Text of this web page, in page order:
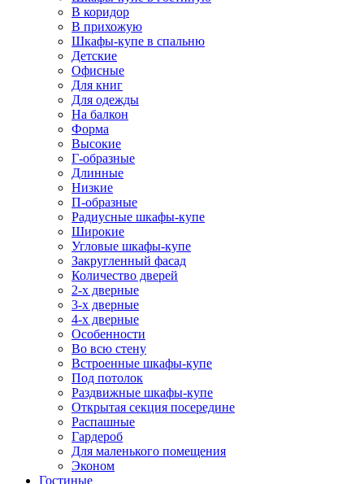
В коридор
В прихожую
Шкафы-купе в спальню
Детские
Офисные
Для книг
Для одежды
На балкон
Форма
Высокие
Г-образные
Длинные
Низкие
П-образные
Радиусные шкафы-купе
Широкие
Угловые шкафы-купе
Закругленный фасад
Количество дверей
2-х дверные
3-х дверные
4-х дверные
Особенности
Во всю стену
Встроенные шкафы-купе
Под потолок
Раздвижные шкафы-купе
Открытая секция посередине
Распашные
Гардероб
Для маленького помещения
Эконом
Гостиные